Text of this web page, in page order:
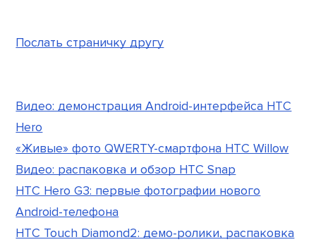
Послать страничку другу
Видео: демонстрация Android-интерфейса HTC
Hero
«Живые» фото QWERTY-смартфона HTC Willow
Видео: распаковка и обзор HTC Snap
HTC Hero G3: первые фотографии нового
Android-телефона
HTC Touch Diamond2: демо-ролики, распаковка